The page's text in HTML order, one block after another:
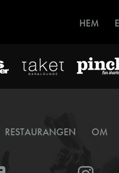
HEM
RESTAURANGEN OM